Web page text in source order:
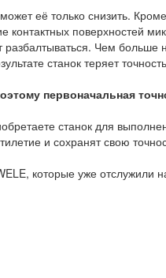
её только снизить.
поверхностей
Чем
станок теряет
первоначальная
станок для
и сохранят свою
которые уже отслужили